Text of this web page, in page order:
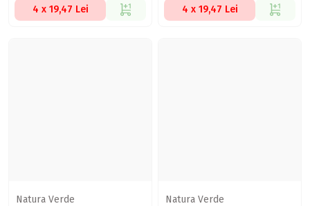
4 x 19,47 Lei 4 x 19,47 Lei
Natura Verde
Natura Verde